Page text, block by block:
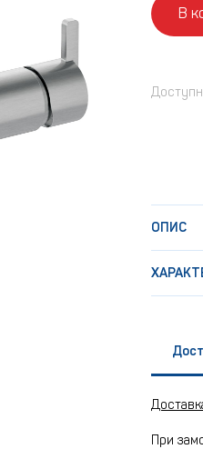
В
ОПИС
При